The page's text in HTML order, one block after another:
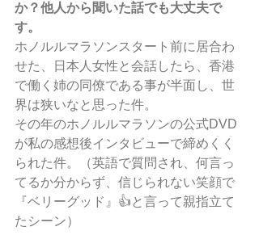
か？他人から聞いた話でも大丈夫で
す。
ホノルルマラソンスタート前に居合わ
せた、日本人女性と会話したら、香港
で働く姉の同僚である事が半面し、世
界は狭いなと思った件。
その年のホノルルマラソンの公式DVD
が私の感想後インタビューで締めくく
られた件。（英語で質問され、何言っ
てるか分からず、信じられない笑顔で
『ベリーグッド』👍と言って親指立て
たシーン）